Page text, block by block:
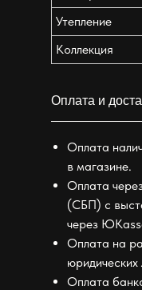
Утепление
Коллекция
Оплата и
Оплата
в магазине.
Оплата
(СБП) с
через
Оплата на
юридических
Оплата